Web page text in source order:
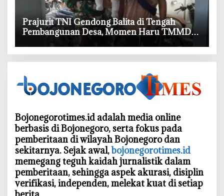
‎Prajurit TNI Gendong Balita di Tengah
Pembangunan Desa, Momen Haru TMMD
Bojonegorotimes.id adalah media online
berbasis di Bojonegoro, serta fokus pada
pemberitaan di wilayah Bojonegoro dan
sekitarnya. Sejak awal,bojonegorotimes.id
memegang teguh kaidah jurnalistik dalam
pemberitaan, sehingga aspek akurasi, disiplin
verifikasi, independen, melekat kuat di setiap